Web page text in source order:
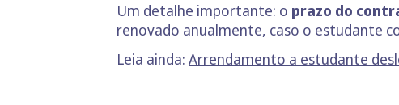
Um detalhe importante: o prazo do
renovado anualmente, caso o estudante
Leia ainda: Arrendamento a estudante